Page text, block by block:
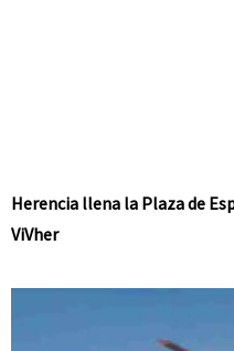
Herencia llena la Plaza de
ViVher